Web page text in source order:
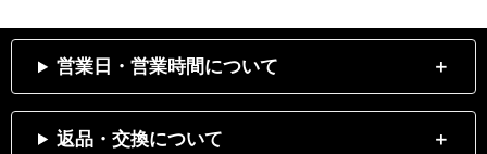
営業日・営業時間について
返品・交換について